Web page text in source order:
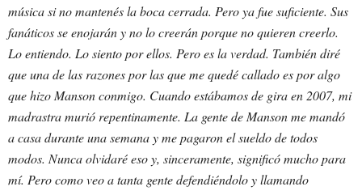
música si no mantenés la boca cerrada. Pero ya fue suficiente. Sus
fanáticos se enojarán y no lo creerán porque no quieren creerlo.
Lo entiendo. Lo siento por ellos. Pero es la verdad. También diré
que una de las razones por las que me quedé callado es por algo
que hizo Manson conmigo. Cuando estábamos de gira en 2007, mi
madrastra murió repentinamente. La gente de Manson me mandó
a casa durante una semana y me pagaron el sueldo de todos
modos. Nunca olvidaré eso y, sinceramente, significó mucho para
mí. Pero como veo a tanta gente defendiéndolo y llamando